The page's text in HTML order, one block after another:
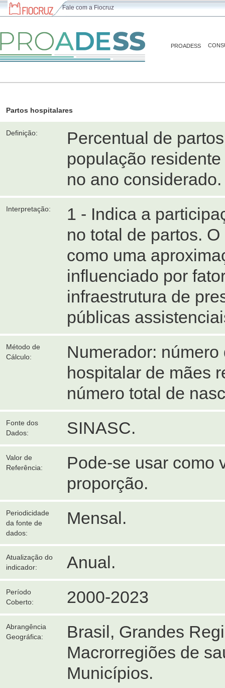
Fale com a Fiocruz
PROADESS
Partos hospitalares
Definição:
Percentual de
população
no ano considerado.
Interpretação:
1 - Indica a
no total de partos.
como uma
influenciado por
infraestrutura de
públicas
Método de
Cálculo:
Numerador:
hospitalar de mães
número total de
Fonte dos
Dados:
SINASC.
Valor de
Referência:
Pode-se usar como
proporção.
Periodicidade
da fonte de
dados:
Mensal.
Atualização do
indicador:
Anual.
Período
Coberto:
2000-2023
Abrangência
Geográfica:
Brasil, Grandes
Macrorregiões de
Municípios.